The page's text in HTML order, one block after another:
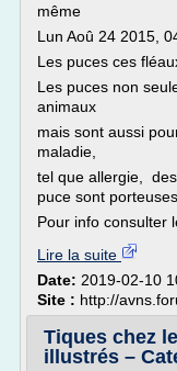
même
Lun Aoû 24 2015,
Les puces ces
Les puces non
animaux
mais sont aussi
maladie,
tel que allergie,
puce sont
Pour info consulter
Lire la suite
Date: 2019-02-10
Site : http://
Tiques chez
illustrés –